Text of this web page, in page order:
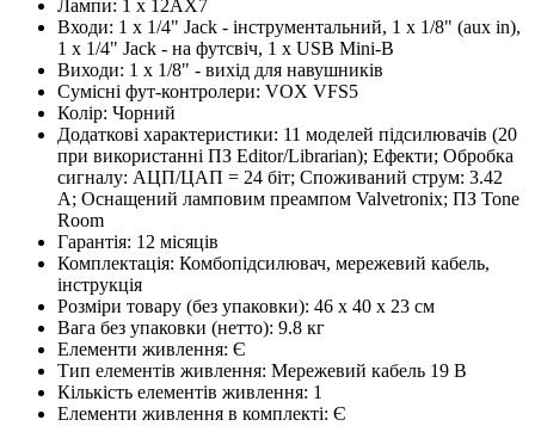
Лампи: 1 x 12AX7
Входи: 1 x 1/4" Jack - інструментальний, 1 x 1/8" (aux in),
1 x 1/4" Jack - на футсвіч, 1 x USB Mini-B
Виходи: 1 x 1/8" - вихід для навушників
Сумісні фут-контролери: VOX VFS5
Колір: Чорний
Додаткові характеристики: 11 моделей підсилювачів (20
при використанні ПЗ Editor/Librarian); Ефекти; Обробка
сигналу: АЦП/ЦАП = 24 біт; Споживаний струм: 3.42
А; Оснащений ламповим преампом Valvetronix; ПЗ Tone
Room
Гарантія: 12 місяців
Комплектація: Комбопідсилювач, мережевий кабель,
інструкція
Розміри товару (без упаковки): 46 x 40 x 23 см
Вага без упаковки (нетто): 9.8 кг
Елементи живлення: Є
Тип елементів живлення: Мережевий кабель 19 В
Кількість елементів живлення: 1
Елементи живлення в комплекті: Є